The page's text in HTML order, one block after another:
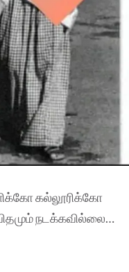
கல்லூரிக்கோ
நடக்கவில்லை…